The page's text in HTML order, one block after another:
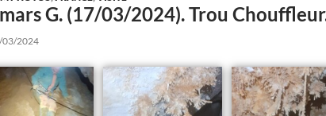
G. (17/03/2024). Trou
03/2024